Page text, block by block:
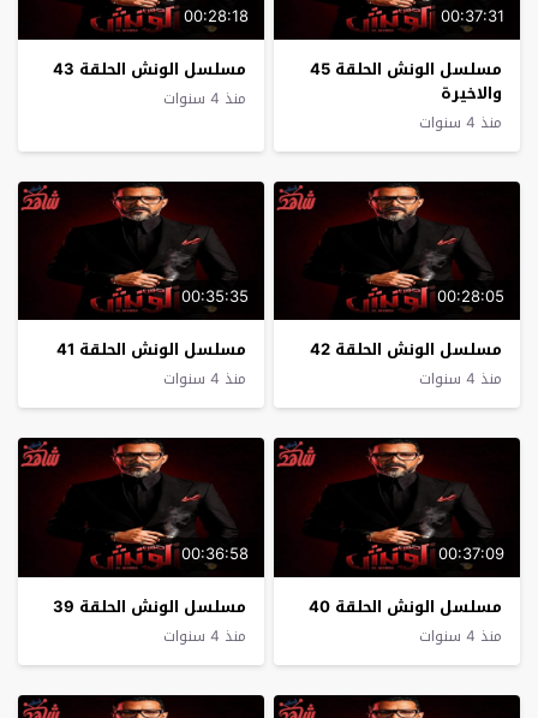
00:37:31
مسلسل الونش الحلقة 45
والاخيرة
منذ 4 سنوات
00:28:18
مسلسل الونش الحلقة 43
منذ 4 سنوات
00:28:05
مسلسل الونش الحلقة 42
منذ 4 سنوات
00:35:35
مسلسل الونش الحلقة 41
منذ 4 سنوات
00:37:09
مسلسل الونش الحلقة 40
منذ 4 سنوات
00:36:58
مسلسل الونش الحلقة 39
منذ 4 سنوات